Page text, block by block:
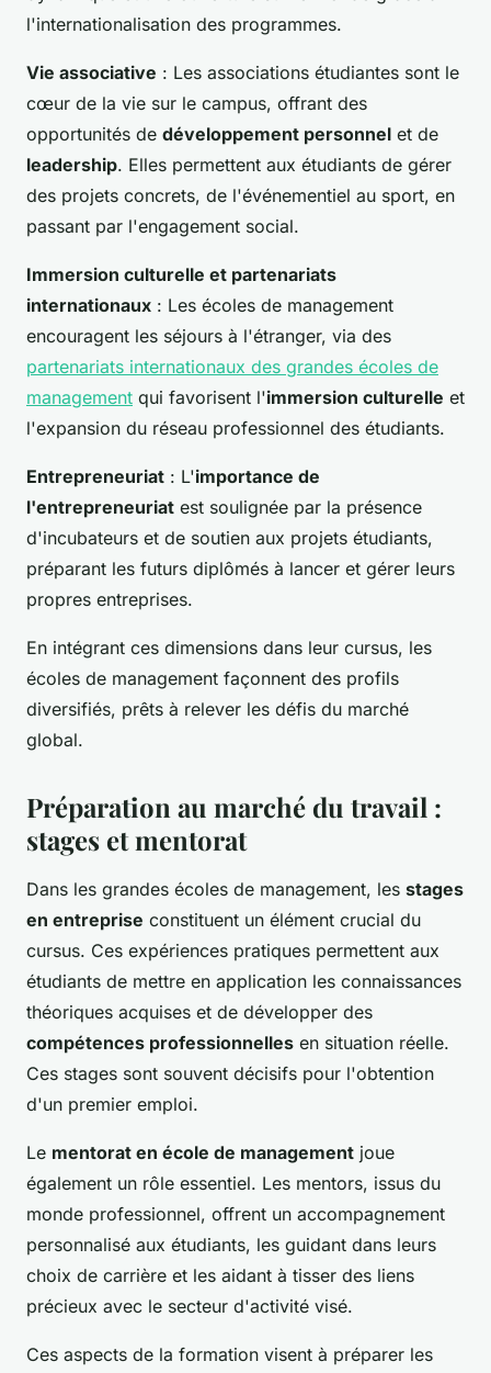
l'internationalisation des programmes.
Vie associative : Les associations étudiantes sont le
cœur de la vie sur le campus, offrant des
opportunités de développement personnel et de
leadership. Elles permettent aux étudiants de gérer
des projets concrets, de l'événementiel au sport, en
passant par l'engagement social.
Immersion culturelle et partenariats
internationaux : Les écoles de management
encouragent les séjours à l'étranger, via des
partenariats internationaux des grandes écoles de
management qui favorisent l'immersion culturelle et
l'expansion du réseau professionnel des étudiants.
Entrepreneuriat : L'importance de
l'entrepreneuriat est soulignée par la présence
d'incubateurs et de soutien aux projets étudiants,
préparant les futurs diplômés à lancer et gérer leurs
propres entreprises.
En intégrant ces dimensions dans leur cursus, les
écoles de management façonnent des profils
diversifiés, prêts à relever les défis du marché
global.
Préparation au marché du travail :
stages et mentorat
Dans les grandes écoles de management, les stages
en entreprise constituent un élément crucial du
cursus. Ces expériences pratiques permettent aux
étudiants de mettre en application les connaissances
théoriques acquises et de développer des
compétences professionnelles en situation réelle.
Ces stages sont souvent décisifs pour l'obtention
d'un premier emploi.
Le mentorat en école de management joue
également un rôle essentiel. Les mentors, issus du
monde professionnel, offrent un accompagnement
personnalisé aux étudiants, les guidant dans leurs
choix de carrière et les aidant à tisser des liens
précieux avec le secteur d'activité visé.
Ces aspects de la formation visent à préparer les